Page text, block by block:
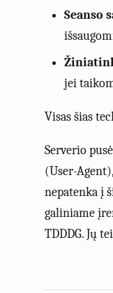
Seanso
jei
Visas šias
Serverio
(User-
nepatenka į
galiniame
TDDDG. Jų